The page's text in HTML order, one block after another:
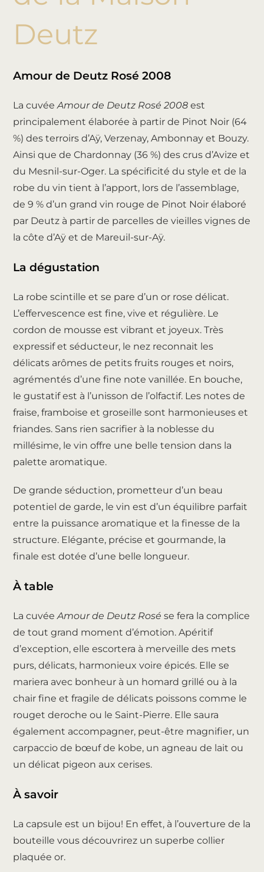
Deutz
Amour de Deutz Rosé 2008
La cuvéeAmour de Deutz Rosé 2008 est
principalement élaborée à partir de Pinot Noir (64
%) des terroirs d’Aÿ, Verzenay, Ambonnay et Bouzy.
Ainsi que de Chardonnay (36 %) des crus d’Avize et
du Mesnil-sur-Oger. La spécificité du style et de la
robe du vin tient à l’apport, lors de l’assemblage,
de 9 % d’un grand vin rouge de Pinot Noir élaboré
par Deutz à partir de parcelles de vieilles vignes de
la côte d’Aÿ et de Mareuil-sur-Aÿ.
La dégustation
La robe scintille et se pare d’un or rose délicat.
L’effervescence est fine, vive et régulière. Le
cordon de mousse est vibrant et joyeux. Très
expressif et séducteur, le nez reconnait les
délicats arômes de petits fruits rouges et noirs,
agrémentés d’une fine note vanillée. En bouche,
le gustatif est à l’unisson de l’olfactif. Les notes de
fraise, framboise et groseille sont harmonieuses et
friandes. Sans rien sacrifier à la noblesse du
millésime, le vin offre une belle tension dans la
palette aromatique.
De grande séduction, prometteur d’un beau
potentiel de garde, le vin est d’un équilibre parfait
entre la puissance aromatique et la finesse de la
structure. Elégante, précise et gourmande, la
finale est dotée d’une belle longueur.
À table
La cuvéeAmour de Deutz Rosé se fera la complice
de tout grand moment d’émotion. Apéritif
d’exception, elle escortera à merveille des mets
purs, délicats, harmonieux voire épicés. Elle se
mariera avec bonheur à un homard grillé ou à la
chair fine et fragile de délicats poissons comme le
rouget deroche ou le Saint-Pierre. Elle saura
également accompagner, peut-être magnifier, un
carpaccio de bœuf de kobe, un agneau de lait ou
un délicat pigeon aux cerises.
À savoir
La capsule est un bijou! En effet, à l’ouverture de la
bouteille vous découvrirez un superbe collier
plaquée or.